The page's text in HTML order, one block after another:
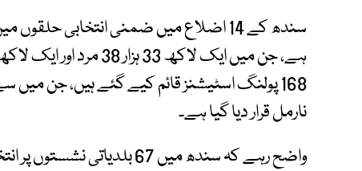
نارمل قرار دیا گیا ہے۔